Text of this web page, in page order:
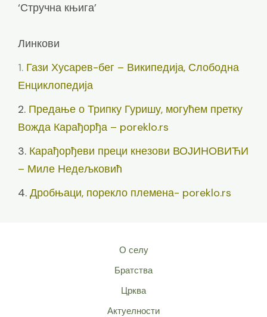
‘Стручна књига’
Линкови
1. Гази Хусарев-бег – Википедија, Слободна
Енциклопедија
2. Предање о Трипку Гуришу, могућем претку
Вожда Карађорђа – poreklo.rs
3. Карађорђеви преци кнезови ВОЈИНОВИЋИ
– Миле Недељковић
4. Дробњаци, порекло племена- poreklo.rs
О селу
Братства
Црква
Актуелности